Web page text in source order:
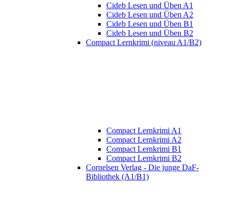
Cideb Lesen und Üben A1
Cideb Lesen und Üben A2
Cideb Lesen und Üben B1
Cideb Lesen und Üben B2
Compact Lernkrimi (niveau A1/B2)
Compact Lernkrimi A1
Compact Lernkrimi A2
Compact Lernkrimi B1
Compact Lernkrimi B2
Cornelsen Verlag - Die junge DaF-
Bibliothek (A1/B1)